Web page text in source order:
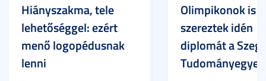
Hiányszakma, tele
lehetőséggel: ezért
menő logopédusnak
lenni
Olimpikonok is
szereztek idén
diplomát a